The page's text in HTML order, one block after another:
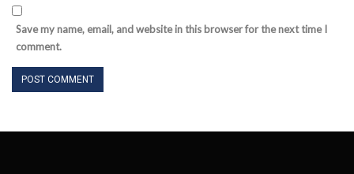
Save my name, email, and website in this browser for the next time I
comment.